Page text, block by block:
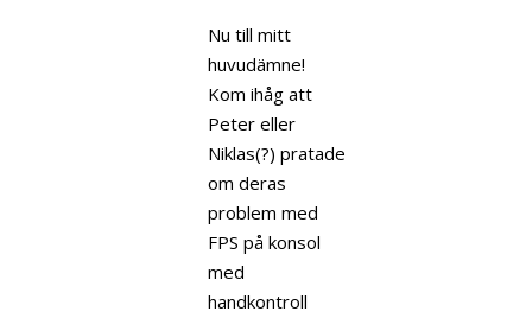
Nu till mitt
huvudämne!
Kom ihåg att
Peter eller
Niklas(?) pratade
om deras
problem med
FPS på konsol
med
handkontroll